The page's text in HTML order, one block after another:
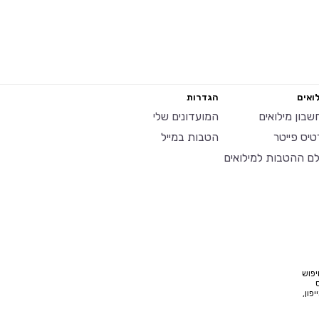
מילואים
פייטר
ההטבות למילואים
הגדרות
המועדונים שלי
הטבות במייל